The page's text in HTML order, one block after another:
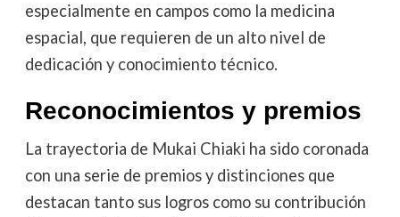
especialmente en campos como la medicina
espacial, que requieren de un alto nivel de
dedicación y conocimiento técnico.
Reconocimientos y premios
La trayectoria de Mukai Chiaki ha sido coronada
con una serie de premios y distinciones que
destacan tanto sus logros como su contribución